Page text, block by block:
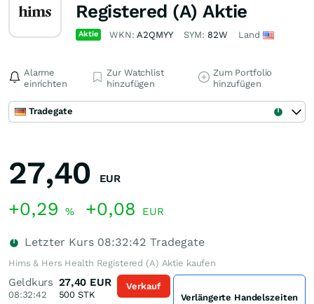
Registered (A) Aktie
Aktie WKN:A2QMYY SYM: 82W Land
Alarme
einrichten
Zur Watchlist
hinzufügen
Zum Portfolio
hinzufügen
Tradegate
27,40 EUR
+0,29 % +0,08 EUR
Letzter Kurs 08:32:42 Tradegate
Hims & Hers Health Registered (A) Aktie kaufen
Geldkurs
08:32:42
27,40 EUR
500 STK
Verkauf
Verlängerte Handelszeiten